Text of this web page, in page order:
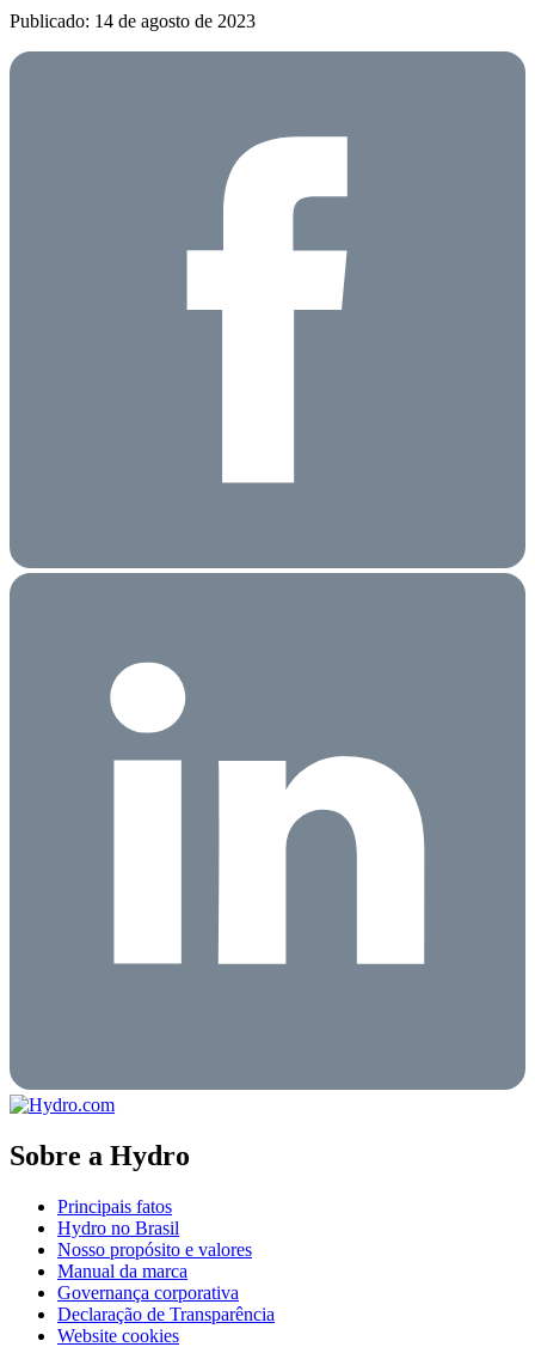
Publicado: 14 de agosto de 2023
Sobre a Hydro
Principais fatos
Hydro no Brasil
Nosso propósito e valores
Manual da marca
Governança corporativa
Declaração de Transparência
Website cookies